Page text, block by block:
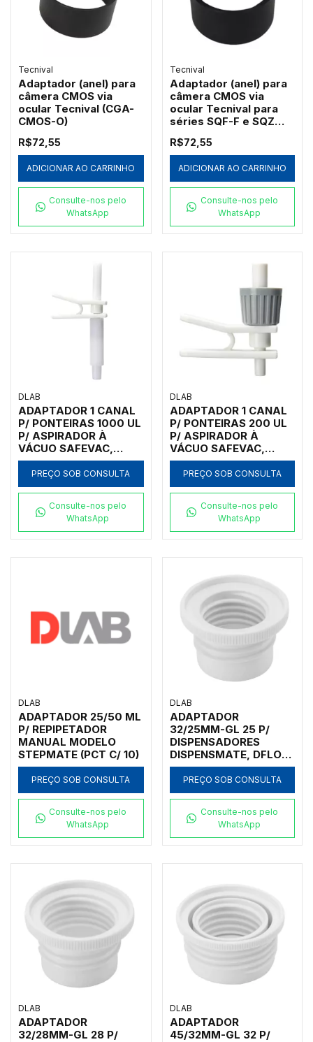
Tecnival
Adaptador (anel) para
câmera CMOS via
ocular Tecnival (CGA-
CMOS-O)
R$72,55
ADICIONAR AO CARRINHO
Consulte-nos pelo
WhatsApp
Tecnival
Adaptador (anel) para
câmera CMOS via
ocular Tecnival para
séries SQF-F e SQZ
R$72,55
ADICIONAR AO CARRINHO
Consulte-nos pelo
WhatsApp
DLAB
ADAPTADOR 1 CANAL
P/ PONTEIRAS 1000 UL
P/ ASPIRADOR À
VÁCUO SAFEVAC,
ECOVAC E SMARTVAC
PREÇO SOB CONSULTA
Consulte-nos pelo
WhatsApp
DLAB
ADAPTADOR 1 CANAL
P/ PONTEIRAS 200 UL
P/ ASPIRADOR À
VÁCUO SAFEVAC,
ECOVAC E SMARTVAC
PREÇO SOB CONSULTA
Consulte-nos pelo
WhatsApp
DLAB
ADAPTADOR 25/50 ML
P/ REPIPETADOR
MANUAL MODELO
STEPMATE (PCT C/ 10)
PREÇO SOB CONSULTA
Consulte-nos pelo
WhatsApp
DLAB
ADAPTADOR
32/25MM-GL 25 P/
DISPENSADORES
DISPENSMATE, DFLOW
E DTRITE
PREÇO SOB CONSULTA
Consulte-nos pelo
WhatsApp
DLAB
ADAPTADOR
32/28MM-GL 28 P/
DLAB
ADAPTADOR
45/32MM-GL 32 P/